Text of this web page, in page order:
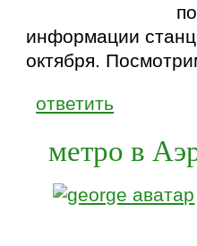
информации
октября.
ответить
метро в